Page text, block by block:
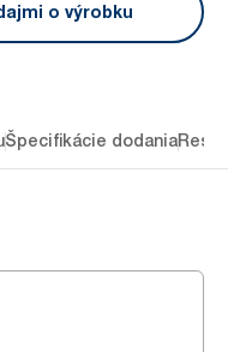
o výrobku
Špecifikácie dodania